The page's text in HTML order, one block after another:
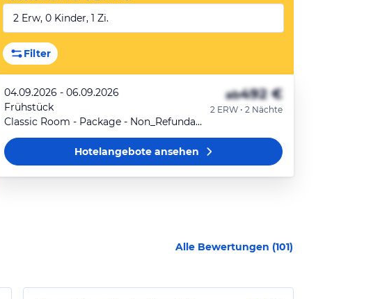
2 Erw, 0 Kinder, 1 Zi.
Filter
04.09.2026 - 06.09.2026
Frühstück
Classic Room - Package - Non_Refundable
ab492 €
2 ERW • 2 Nächte
Hotelangeboteansehen
Alle Bewertungen (101)